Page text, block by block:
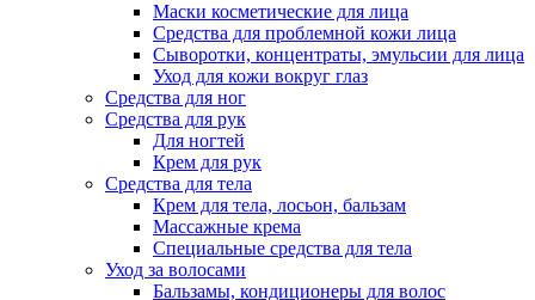
Маски косметические для лица
Средства для проблемной кожи лица
Сыворотки, концентраты, эмульсии для лица
Уход для кожи вокруг глаз
Средства для ног
Средства для рук
Для ногтей
Крем для рук
Средства для тела
Крем для тела, лосьон, бальзам
Массажные крема
Специальные средства для тела
Уход за волосами
Бальзамы, кондиционеры для волос